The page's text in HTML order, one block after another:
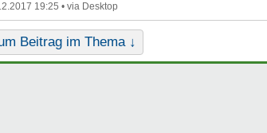
19:25 •
Beitrag im Thema ↓